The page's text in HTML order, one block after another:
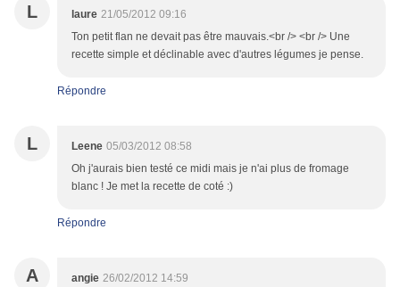
L laure 21/05/2012 09:16
Ton petit flan ne devait pas être mauvais.<br /> <br /> Une
recette simple et déclinable avec d'autres légumes je pense.
Répondre
L Leene 05/03/2012 08:58
Oh j'aurais bien testé ce midi mais je n'ai plus de fromage
blanc ! Je met la recette de coté :)
Répondre
A angie 26/02/2012 14:59